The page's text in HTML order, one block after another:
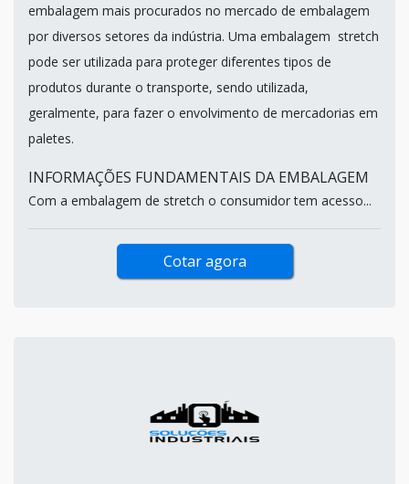
embalagem mais procurados no mercado de embalagem
por diversos setores da indústria. Uma embalagem stretch
pode ser utilizada para proteger diferentes tipos de
produtos durante o transporte, sendo utilizada,
geralmente, para fazer o envolvimento de mercadorias em
paletes.
INFORMAÇÕES FUNDAMENTAIS DA EMBALAGEM
Com a embalagem de stretch o consumidor tem acesso...
Cotar agora